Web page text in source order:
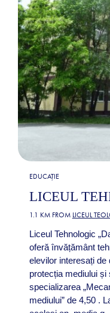
EDUCAȚIE
LICEUL
1.1 KM FROM LICEUL
Liceul Tehnologic
oferă învățământ
elevilor interesați
protecția mediului și
specializarea
mediului” de 4,50 .